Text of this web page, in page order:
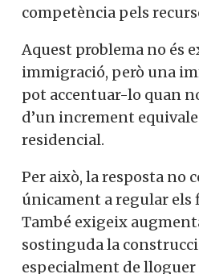
competència pels
Aquest problema no és
immigració, però una
pot accentuar-lo quan
d’un increment
residencial.
Per això, la resposta no
únicament a regular
També exigeix
sostinguda la
especialment de lloguer